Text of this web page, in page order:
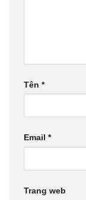
Tên *
Email *
Trang web